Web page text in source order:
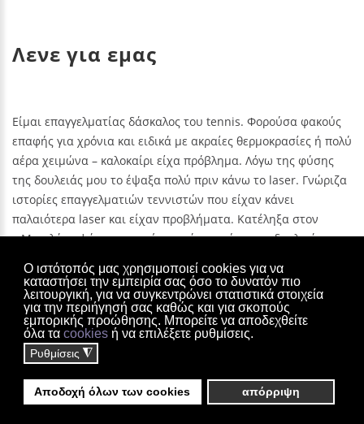
Ο ιστότοπός μας χρησιμοποιεί cookies για να
καταστήσει την εμπειρία σας όσο το δυνατόν πιο
λειτουργική, για να συγκεντρώνει στατιστικά στοιχεία
για την περιήγησή σας καθώς και για σκοπούς
εμπορικής προώθησης. Μπορείτε να αποδεχθείτε
όλα τα cookiesή να επιλέξετε ρυθμίσεις.
Ρυθμίσεις ◮
Αποδοχή όλων των cookies απόρριψη
Λενε για εμας
Είμαι επαγγελματίας δάσκαλος του tennis. Φορούσα φακούς
επαφής για χρόνια και ειδικά με ακραίες θερμοκρασίες ή πολύ
αέρα χειμώνα – καλοκαίρι είχα πρόβλημα. Λόγω της φύσης
της δουλειάς μου το έψαξα πολύ πριν κάνω το laser. Γνώριζα
ιστορίες επαγγελματιών τεννιστών που είχαν κάνει
παλαιότερα laser και είχαν προβλήματα. Κατέληξα στον
κ.Μπριλάκη ψάχνοντας μέσα από τον χώρο της δουλειάς μου
ΚΑΡΑΦΙΛΊΔΗΣ
Είμαι επαγγελματίας δάσκαλος του tennis. Φορούσα φακούς
επαφής για χρόνια και ειδικά με ακραίες θερμοκρασίες ή πολύ
αέρα χειμώνα – καλοκαίρι είχα πρόβλημα. Λόγω της φύσης
της δουλειάς μου το έψαξα πολύ πριν κάνω το laser. Γνώριζα
ιστορίες επαγγελματιών τεννιστών που είχαν κάνει
παλαιότερα laser και είχαν προβλήματα. Κατέληξα στον
κ.Μπριλάκη ψάχνοντας μέσα από τον χώρο της δουλειάς μου
ΚΑΡΑΦΙΛΊΔΗΣ
Χάρης Μπριλάκης Οφθαλμολογικό κέντρο - Κηφισίας 125-127,
Αμπελόκηποι Αθηνών
Laser Eyes
Επιστροφή στην έκδοση υπολογιστή